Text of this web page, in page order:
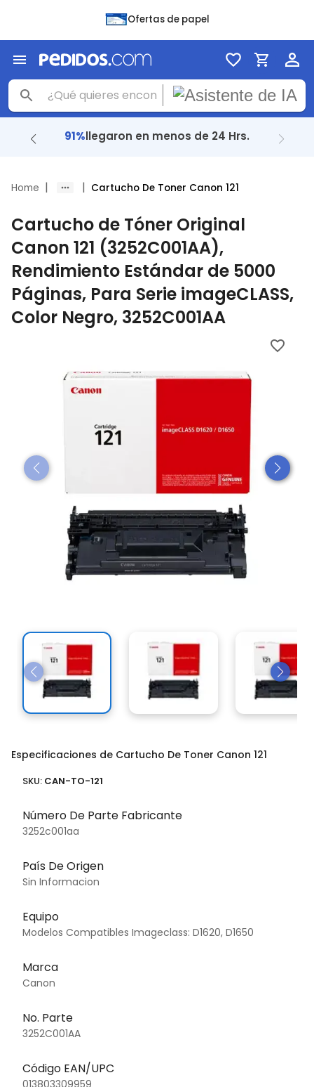
Ofertas de papel
91%llegaron en menos de 24 Hrs.
Home | | Cartucho De Toner Canon 121
Cartucho de Tóner Original
Canon 121 (3252C001AA),
Rendimiento Estándar de 5000
Páginas, Para Serie imageCLASS,
Color Negro, 3252C001AA
Especificaciones de Cartucho De Toner Canon 121
SKU: CAN-TO-121
Número De Parte Fabricante
3252c001aa
País De Origen
Sin Informacion
Equipo
Modelos Compatibles Imageclass: D1620, D1650
Marca
Canon
No. Parte
3252C001AA
Código EAN/UPC
013803309959